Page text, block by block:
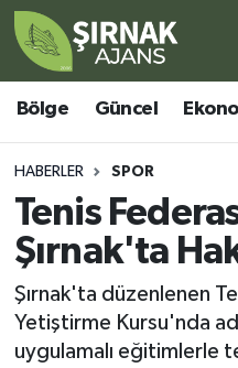
Bölge Güncel
HABERLER SPOR
Tenis
Şırnak'ta
Şırnak'ta düzenlenen
Yetiştirme Kursu'nda
uygulamalı eğitimlerle
Bölge
Güncel
Ekonomi
Şırnak
Sağlık
Şırnak Nöbetçi
Şırnak Hava Durumu
Şirnak Namaz
Şırnak Trafik
Süper Lig Puan
Tüm Manşetler